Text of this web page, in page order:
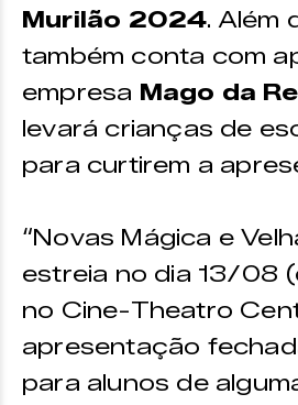
Murilão 2024. Além
também conta com
empresa Mago da
levará crianças de
para curtirem a
“Novas Mágica e
estreia no dia 13/08
no Cine-Theatro
apresentação
para alunos de